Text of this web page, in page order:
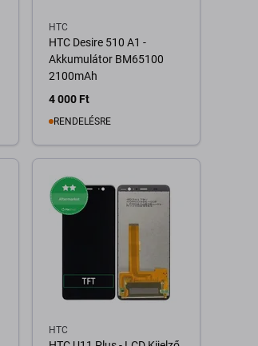
HTC
HTC Desire 510 A1 -
Akkumulátor BM65100
2100mAh
4 000 Ft
RENDELÉSRE
HTC